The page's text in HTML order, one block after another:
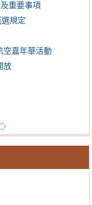
重要事項
規定
空嘉年華活動
放